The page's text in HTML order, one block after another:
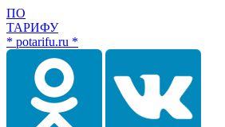
ПО
ТАРИФУ
* potarifu.ru *